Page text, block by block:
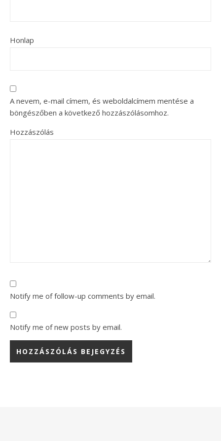
Honlap
A nevem, e-mail címem, és weboldalcímem mentése a
böngészőben a következő hozzászólásomhoz.
Hozzászólás
Notify me of follow-up comments by email.
Notify me of new posts by email.